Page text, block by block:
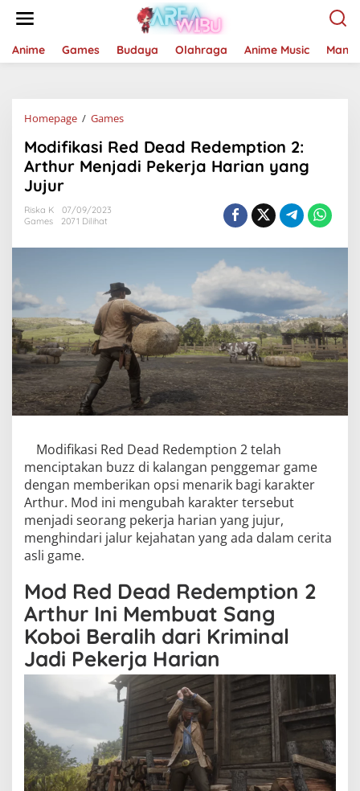
Anime Games Budaya Olahraga Anime Music
Homepage / GamesModifikasi
Dead
Redemption
2:
yang
Modifikasi Red Dead Redemption 2:
Arthur Menjadi Pekerja Harian yang
Jujur
Riska K
07/09/2023
Games
2071 Dilihat
Modifikasi Red Dead Redemption 2 telah
menciptakan buzz di kalangan penggemar game
dengan memberikan opsi menarik bagi karakter
Arthur. Mod ini mengubah karakter tersebut
menjadi seorang pekerja harian yang jujur,
menghindari jalur kejahatan yang ada dalam cerita
asli game.
Mod Red Dead Redemption 2
Arthur Ini Membuat Sang
Koboi Beralih dari Kriminal
Jadi Pekerja Harian